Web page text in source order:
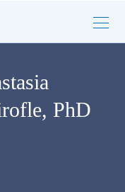
PhD